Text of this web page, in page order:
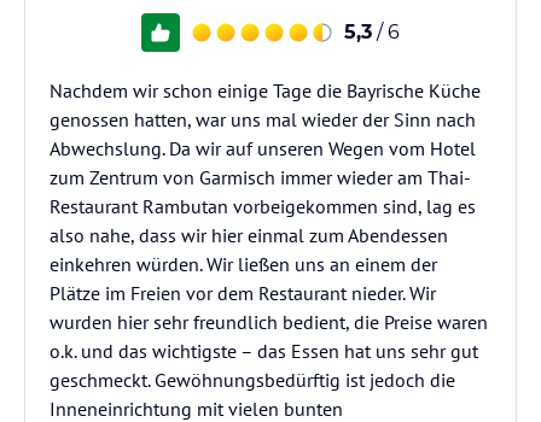
5,3 / 6
Nachdem wir schon einige Tage die Bayrische Küche
genossen hatten, war uns mal wieder der Sinn nach
Abwechslung. Da wir auf unseren Wegen vom Hotel
zum Zentrum von Garmisch immer wieder am Thai-
Restaurant Rambutan vorbeigekommen sind, lag es
also nahe, dass wir hier einmal zum Abendessen
einkehren würden. Wir ließen uns an einem der
Plätze im Freien vor dem Restaurant nieder. Wir
wurden hier sehr freundlich bedient, die Preise waren
o.k. und das wichtigste – das Essen hat uns sehr gut
geschmeckt. Gewöhnungsbedürftig ist jedoch die
Inneneinrichtung mit vielen bunten